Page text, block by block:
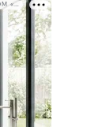
РЕКЛАМА • ООО СТРОИТЕЛЬНЫЙ ТОРГОВЫЙ ДОМ «ПЕТРОВИЧ». ИНН: 7802348846